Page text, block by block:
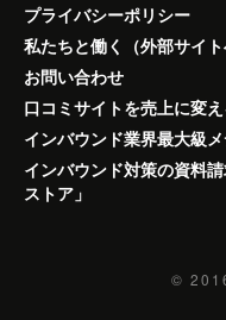
プライバシーポリシー
私たちと働く（外部サイト
お問い合わせ
口コミサイトを売上に変
インバウンド業界最大級
インバウンド対策の資料
ストア」
©